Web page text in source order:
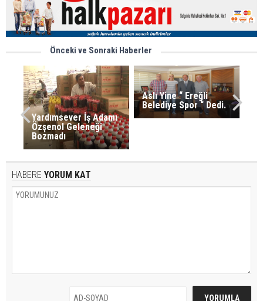
Önceki ve Sonraki Haberler
Yardımsever İş Adamı
Özşenol Geleneği
Bozmadı
Aslı Yine “ Ereğli
Belediye Spor “ Dedi.
HABERE YORUM KAT